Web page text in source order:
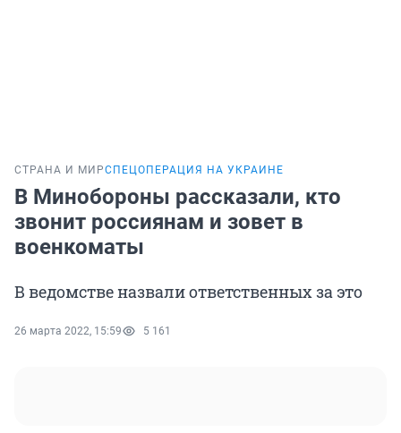
СТРАНА И МИРСПЕЦОПЕРАЦИЯ НА УКРАИНЕ
В Минобороны рассказали, кто
звонит россиянам и зовет в
военкоматы
В ведомстве назвали ответственных за это
26 марта 2022, 15:59 5 161